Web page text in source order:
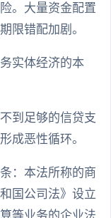
。大量资金配置
限错配加剧。
实体经济的本
到足够的信贷支
成恶性循环。
：本法所称的商
国公司法》设立
等业务的企业法